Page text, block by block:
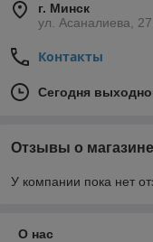
г. Минск
ул. Асаналиева,
Контакты
Сегодня
Отзывы о магазине
У компании пока нет
О нас